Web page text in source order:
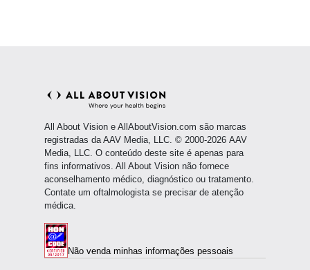
All About Vision e AllAboutVision.com são marcas
registradas da AAV Media, LLC. © 2000-2026 AAV
Media, LLC. O conteúdo deste site é apenas para
fins informativos. All About Vision não fornece
aconselhamento médico, diagnóstico ou tratamento.
Contate um oftalmologista se precisar de atenção
médica.
Não venda minhas informações pessoais